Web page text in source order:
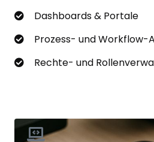
Dashboards & Portale
Prozess- und Workflow-
Rechte- und